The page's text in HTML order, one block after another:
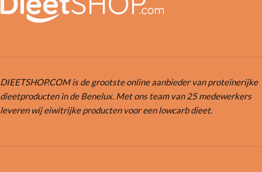
DIEETSHOP.COM is de grootste online aanbieder van proteïnerijke
dieetproducten in de Benelux. Met ons team van 25 medewerkers
leveren wij eiwitrijke producten voor een lowcarb dieet.